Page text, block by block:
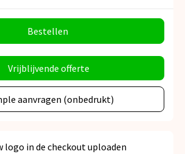
Bestellen
Vrijblijvende offerte
aanvragen (onbedrukt)
logo in de checkout uploaden